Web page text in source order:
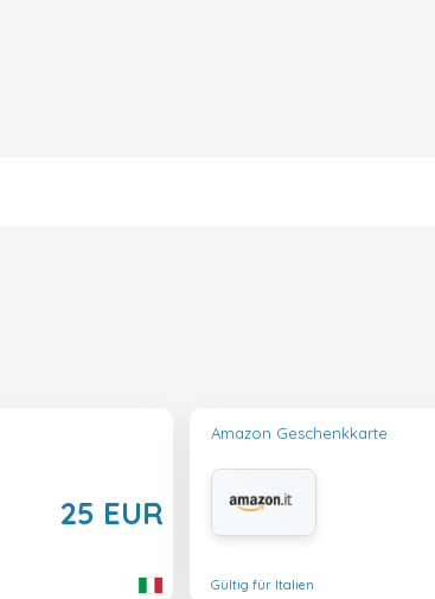
25 EUR
Amazon Geschenkkarte
Gültig für Italien